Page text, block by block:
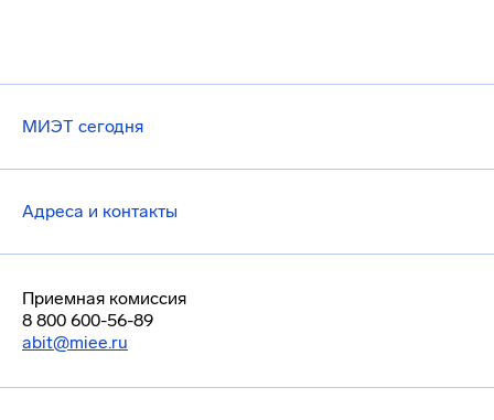
МИЭТ сегодня
Адреса и контакты
Приемная комиссия
8 800 600-56-89
abit@miee.ru